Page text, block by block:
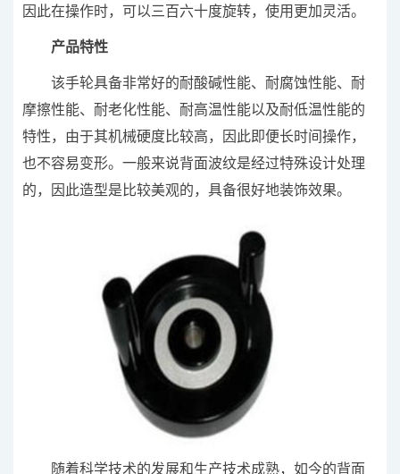
因此在操作时，可以三百六十度旋转，使用更加灵活。
产品特性
该手轮具备非常好的耐酸碱性能、耐腐蚀性能、耐
摩擦性能、耐老化性能、耐高温性能以及耐低温性能的
特性，由于其机械硬度比较高，因此即便长时间操作，
也不容易变形。一般来说背面波纹是经过特殊设计处理
的，因此造型是比较美观的，具备很好地装饰效果。
随着科学技术的发展和生产技术成熟，如今的背面